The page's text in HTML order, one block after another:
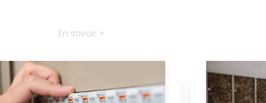
En savoir +